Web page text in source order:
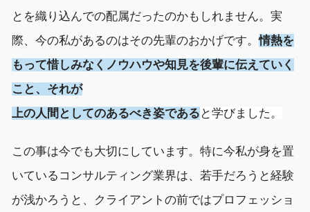
とを織り込んでの配属だったのかもしれません。 実
際、 今の私があるのはその先輩のおかげです。情熱を
もって惜しみなくノウハウや知見を後輩に伝えていく
こと 、それが
上の人間 としてのあるべき姿である と学びました。
この事は今でも大切にしています。 特に今私が身を置
いている コンサルティング業界は、若手だろうと経験
が浅かろうと、クライアントの前ではプロフェッショ